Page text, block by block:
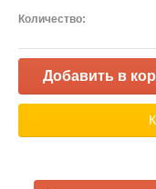
Количество:
Добавить в